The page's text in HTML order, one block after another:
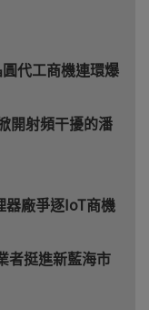
代工商機連環爆
開射頻干擾的潘
廠爭逐IoT商機
挺進新藍海市